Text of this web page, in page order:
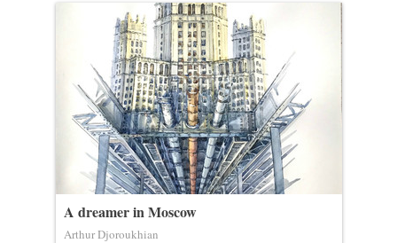
A dreamer in Moscow
Arthur Djoroukhian